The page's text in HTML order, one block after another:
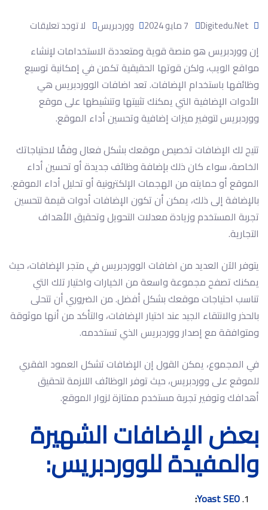
Digitedu.net ووردبريس لا توجد تعليقات
إن ووردبريس هو منصة قوية ومتعددة الاستخدامات لإنشاء
مواقع الويب، ولكن قوتها الحقيقية تكمن في إمكانية توسيع
وظائفها باستخدام الإضافات. تعد اضافات الووردبريس هي
الأدوات الإضافية التي يمكنك تثبيتها وتنشيطها على موقع
ووردبريس لتوفير ميزات إضافية وتحسين أداء الموقع.
تتيح لك الإضافات تخصيص موقعك بشكل فعال وفقًا لاحتياجاتك
الخاصة، سواء كان ذلك بإضافة وظائف جديدة أو تحسين أداء
الموقع أو حمايته من الهجمات الإلكترونية أو تحليل أداء الموقع.
بالإضافة إلى ذلك، يمكن أن تكون الإضافات أدوات قيمة لتحسين
تجربة المستخدم وزيادة معدلات التحويل وتحقيق الأهداف
التجارية.
يتوفر الآن العديد من اضافات الووردبريس في متجر الإضافات، حيث
يمكنك تصفح مجموعة واسعة من الخيارات واختيار تلك التي
تناسب احتياجات موقعك بشكل أفضل. من الضروري أن تتحلى
بالحذر والانتقاء الجيد عند اختيار الإضافات، والتأكد من أنها موثوقة
ومتوافقة مع إصدار ووردبريس الذي تستخدمه.
في المجموع، يمكن القول إن الإضافات تشكل العمود الفقري
للموقع على ووردبريس، حيث توفر الوظائف اللازمة لتحقيق
أهدافك وتوفير تجربة مستخدم ممتازة لزوار الموقع.
بعض الإضافات الشهيرة
والمفيدة للووردبريس:
Yoast SEO
: